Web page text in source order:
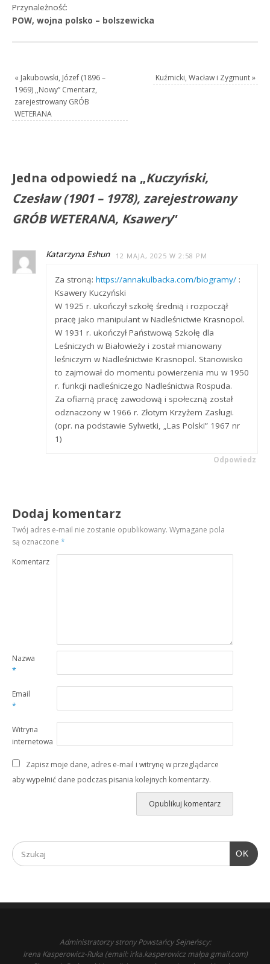
Przynależność:
POW, wojna polsko – bolszewicka
« Jakubowski, Józef (1896 –
1969) ,,Nowy” Cmentarz,
zarejestrowany GRÓB
WETERANA
Kuźmicki, Wacław i Zygmunt»
Jedna odpowiedź na „Kuczyński,
Czesław (1901 – 1978), zarejestrowany
GRÓB WETERANA, Ksawery”
Katarzyna Eshun 12 MAJA, 2025 W 2:58 PM
Za stroną: https://annakulbacka.com/biogramy/:
Ksawery Kuczyński
W 1925 r. ukończył szkołę średnią i rozpoczął
pracę jako manipulant w Nadleśnictwie Krasnopol.
W 1931 r. ukończył Państwową Szkołę dla
Leśniczych w Białowieży i został mianowany
leśniczym w Nadleśnictwie Krasnopol. Stanowisko
to zajmował do momentu powierzenia mu w 1950
r. funkcji nadleśniczego Nadleśnictwa Rospuda.
Za ofiarną pracę zawodową i społeczną został
odznaczony w 1966 r. Złotym Krzyżem Zasługi.
(opr. na podstawie Sylwetki, „Las Polski” 1967 nr
1)
Odpowiedz
Dodaj komentarz
Twój adres e-mail nie zostanie opublikowany. Wymagane pola
są oznaczone*
Komentarz
Nazwa
*
Email
*
Witryna
internetowa
Zapisz moje dane, adres e-mail i witrynę w przeglądarce
aby wypełnić dane podczas pisania kolejnych komentarzy.
OK
Administratorzy strony Powstańcy Sejneńscy:
Irena Kasperowicz-Ruka (email: irka.kasperowicz małpa gmail.com)